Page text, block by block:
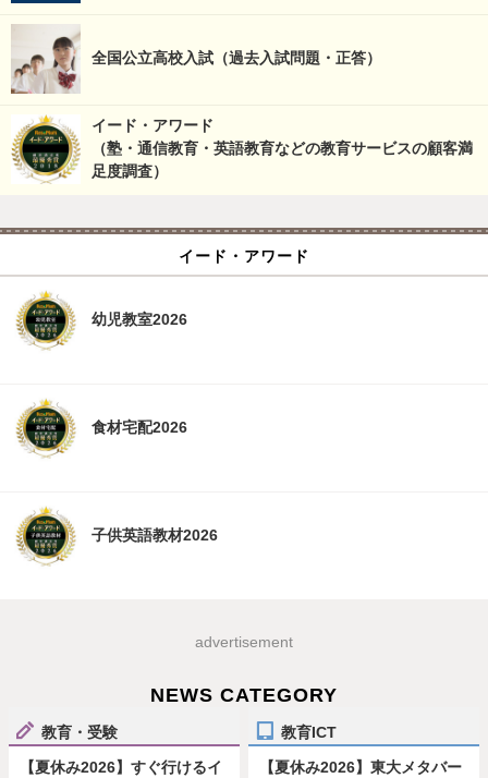
全国公立高校入試（過去入試問題・正答）
イード・アワード
（塾・通信教育・英語教育などの教育サービスの顧客満
足度調査）
イード・アワード
幼児教室2026
食材宅配2026
子供英語教材2026
advertisement
NEWS CATEGORY
教育・受験
【夏休み2026】すぐ行けるイ
教育ICT
【夏休み2026】東大メタバー